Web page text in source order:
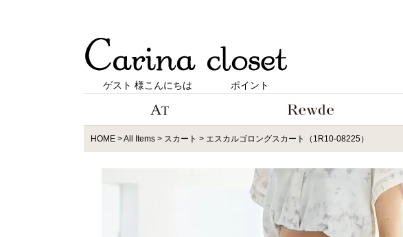
ゲスト 様こんにちは ポイント
HOME All Items スカート エスカルゴロングスカート（1R10-08225）